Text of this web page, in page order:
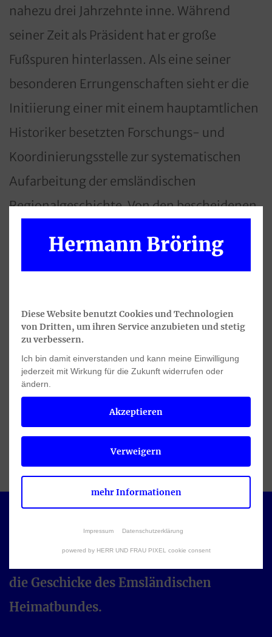
nahezu drei Jahrzehnte inne. Während
seiner Zeit als Präsident hat er große
Fußspuren hinterlassen. Als eine seiner
besonderen Errungenschaften sieht er die
Initiierung einer mit einem hauptamtlichen
Historiker besetzten Forschungs- und
Koordinierungsstelle zur systematischen
Aufarbeitung der emsländischen
Regionalgeschichte. Von den bescheidenen
großen Integrationsarbeit der Emsländer
durchgängig erforscht worden. Diese Lücke
wird nun dank Brörings Zutun geschlossen.
Als Anerkennung dafür, dass er die Arbeit
des Emsländischen Heimatbundes wie kein
Zweiter geprägt hat, wurde er 2022 zum
Ehrenvorsitzenden ernannt.
Fast drei Jahrzehnte lenkte Hermann
Bröring als Vorsitzender ehrenamtlich
die Geschicke des Emsländischen
Heimatbundes.
Diese Website benutzt Cookies und Technologien
von Dritten, um ihren Service anzubieten und stetig
zu verbessern.
Ich bin damit einverstanden und kann meine Einwilligung
jederzeit mit Wirkung für die Zukunft widerrufen oder
ändern.
Akzeptieren
Verweigern
mehr Informationen
Impressum Datenschutzerklärung
powered by HERR UND FRAU PIXEL cookie consent